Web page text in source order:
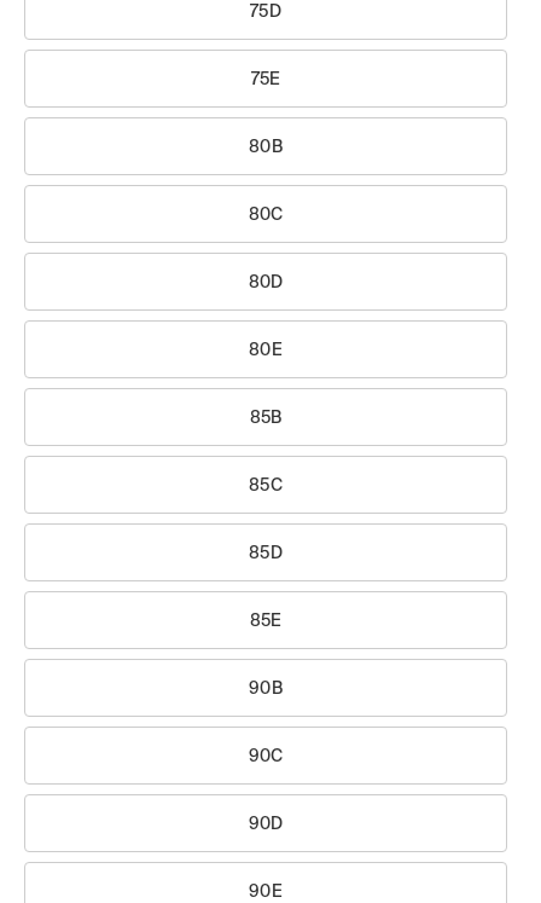
75D
75E
80B
80C
80D
80E
85B
85C
85D
85E
90B
90C
90D
90E